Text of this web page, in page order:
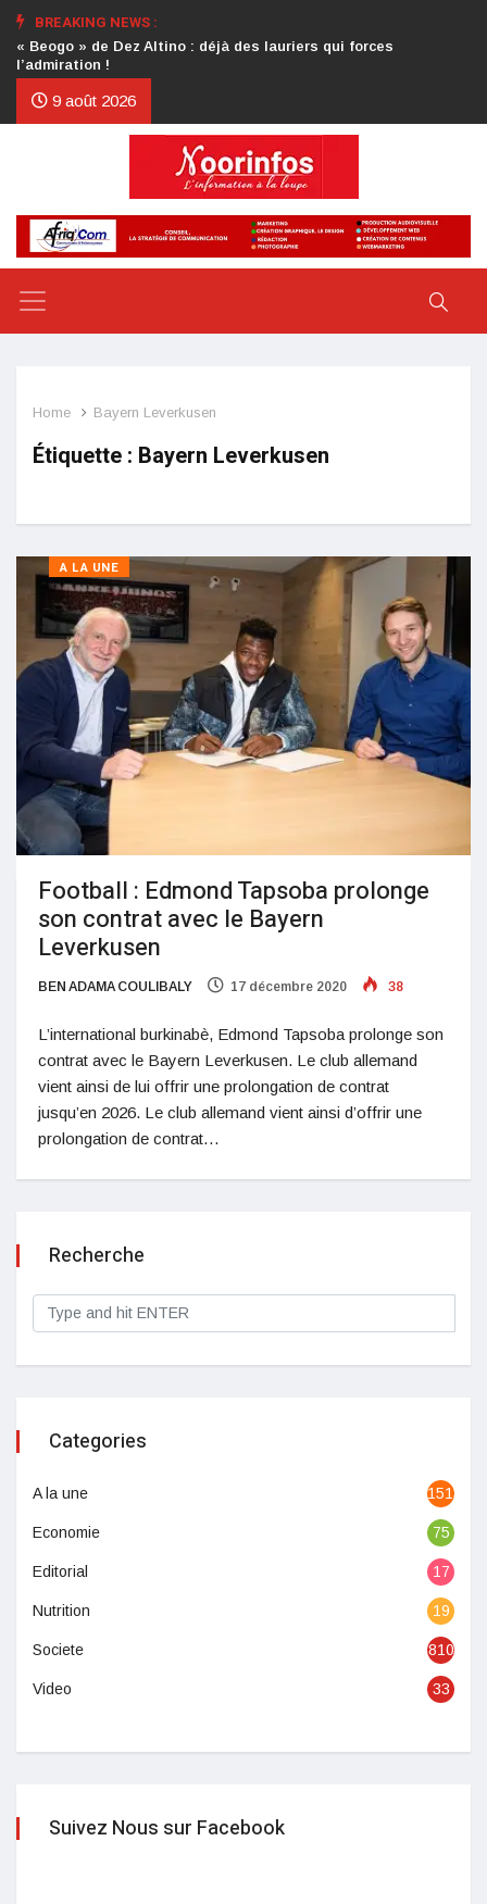
BREAKING NEWS :
Crise au CDP : l’authentification de la lettre du président
d’honneur toujours attendue
9 août 2026
Home Bayern Leverkusen
Étiquette : Bayern Leverkusen
A LA UNE
Football : Edmond Tapsoba prolonge
son contrat avec le Bayern
Leverkusen
BEN ADAMA COULIBALY 17 décembre 2020 38
L’international burkinabè, Edmond Tapsoba prolonge son
contrat avec le Bayern Leverkusen. Le club allemand
vient ainsi de lui offrir une prolongation de contrat
jusqu’en 2026. Le club allemand vient ainsi d’offrir une
prolongation de contrat…
Recherche
Categories
A la une 1513
Economie 75
Editorial 17
Nutrition 19
Societe 810
Video 33
Suivez Nous sur Facebook